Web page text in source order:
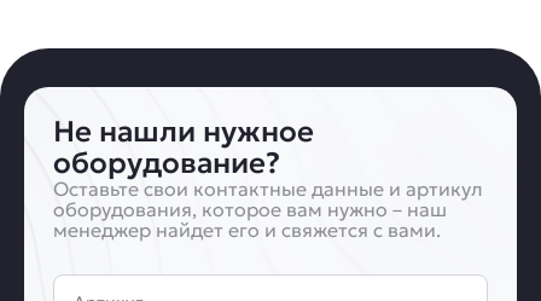
Не нашли нужное
оборудование?
Оставьте свои контактные данные и артикул
оборудования, которое вам нужно – наш
менеджер найдет его и свяжется с вами.
Артикул